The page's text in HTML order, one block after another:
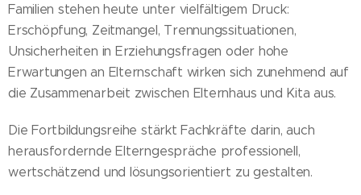
Familien stehen heute unter vielfältigem Druck:
Erschöpfung, Zeitmangel, Trennungssituationen,
Unsicherheiten in Erziehungsfragen oder hohe
Erwartungen an Elternschaft wirken sich zunehmend auf
die Zusammenarbeit zwischen Elternhaus und Kita aus.
Die Fortbildungsreihe stärkt Fachkräfte darin, auch
herausfordernde Elterngespräche professionell,
wertschätzend und lösungsorientiert zu gestalten.